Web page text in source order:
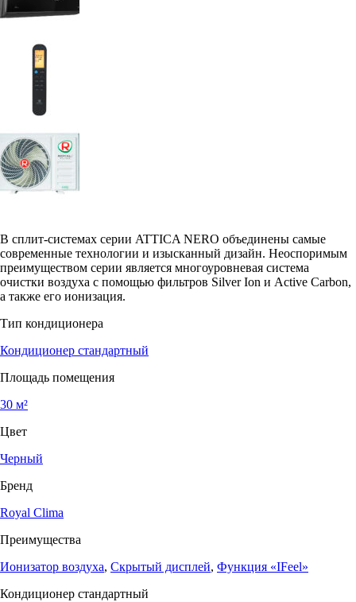
В сплит-системах серии ATTICA NERO объединены самые
современные технологии и изысканный дизайн. Неоспоримым
преимуществом серии является многоуровневая система
очистки воздуха с помощью фильтров Silver Ion и Active Carbon,
а также его ионизация.
Тип кондиционера
Кондиционер стандартный
Площадь помещения
30 м²
Цвет
Черный
Бренд
Royal Clima
Преимущества
Ионизатор воздуха, Скрытый дисплей, Функция «IFeel»
Кондиционер стандартный